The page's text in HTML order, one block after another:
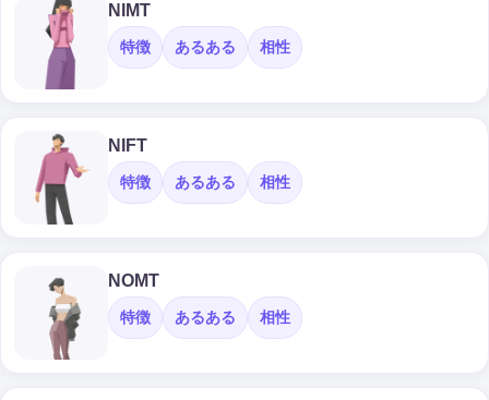
NIMT
特徴 あるある 相性
NIFT
特徴 あるある 相性
NOMT
特徴 あるある 相性